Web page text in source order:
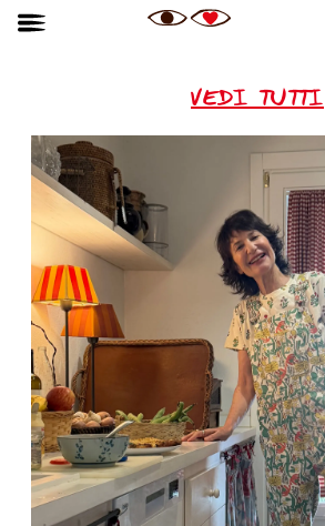
VEDI TUTTI